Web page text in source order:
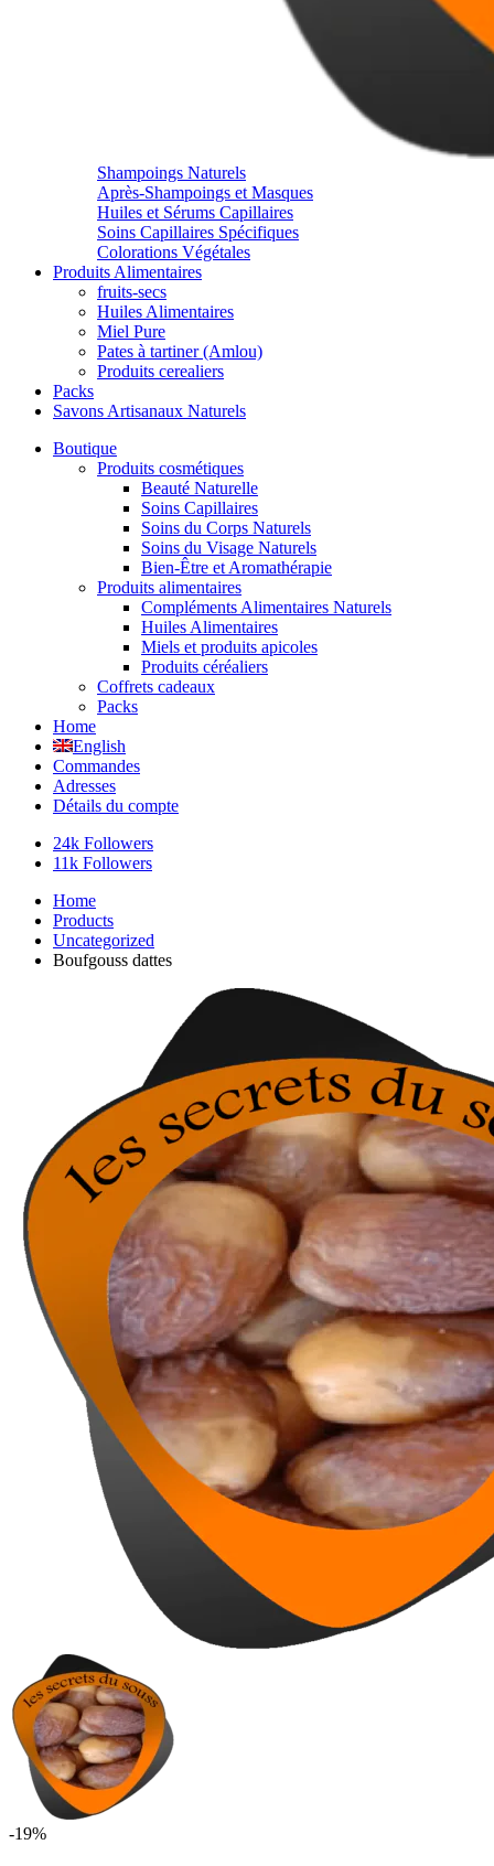
Shampoings Naturels
Après-Shampoings et Masques
Huiles et Sérums Capillaires
Soins Capillaires Spécifiques
Colorations Végétales
Produits Alimentaires
fruits-secs
Huiles Alimentaires
Miel Pure
Pates à tartiner (Amlou)
Produits cerealiers
Packs
Savons Artisanaux Naturels
Boutique
Produits cosmétiques
Beauté Naturelle
Soins Capillaires
Soins du Corps Naturels
Soins du Visage Naturels
Bien-Être et Aromathérapie
Produits alimentaires
Compléments Alimentaires Naturels
Huiles Alimentaires
Miels et produits apicoles
Produits céréaliers
Coffrets cadeaux
Packs
Home
English
Commandes
Adresses
Détails du compte
24k Followers
11k Followers
Home
Products
Uncategorized
Boufgouss dattes
-19%